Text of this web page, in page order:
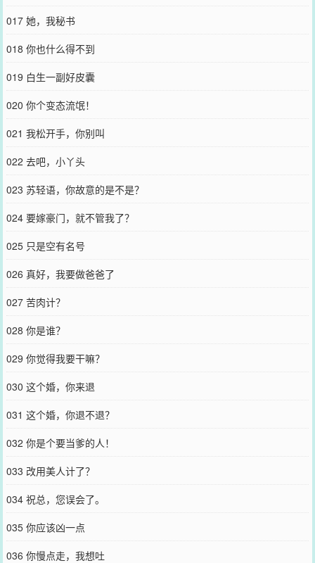
017 她，我秘书
018 你也什么得不到
019 白生一副好皮囊
020 你个变态流氓！
021 我松开手，你别叫
022 去吧，小丫头
023 苏轻语，你故意的是不是？
024 要嫁豪门，就不管我了？
025 只是空有名号
026 真好，我要做爸爸了
027 苦肉计？
028 你是谁？
029 你觉得我要干嘛？
030 这个婚，你来退
031 这个婚，你退不退？
032 你是个要当爹的人！
033 改用美人计了？
034 祝总，您误会了。
035 你应该凶一点
036 你慢点走，我想吐